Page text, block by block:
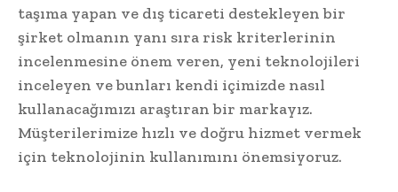
taşıma yapan ve dış ticareti destekleyen bir
şirket olmanın yanı sıra risk kriterlerinin
incelenmesine önem veren, yeni teknolojileri
inceleyen ve bunları kendi içimizde nasıl
kullanacağımızı araştıran bir markayız.
Müşterilerimize hızlı ve doğru hizmet vermek
için teknolojinin kullanımını önemsiyoruz.